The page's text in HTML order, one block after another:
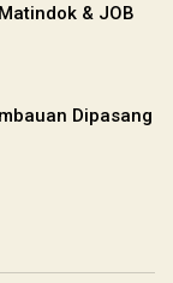
& JOB
Dipasang